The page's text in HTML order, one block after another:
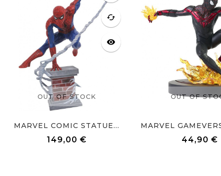
OUT OF STOCK
cached
visibility
MARVEL COMIC STATUE...
149,00 €
OUT OF
44,90 €